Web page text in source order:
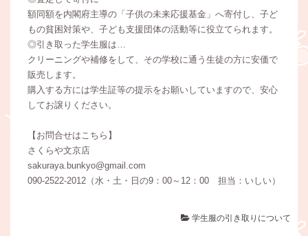
額同額を内閣府主導の「子供の未来応援基金」へ寄付し、子ど
もの貧困対策や、子ども支援団体の活動等に役立てられます。
◎引き取った学生服は…
クリーニングや補修をして、その学校に通う生徒の方に安価で
販売します。
購入する方には学生証等の提示をお願いしていますので、安心
してお譲りください。
【お問合せはこちら】
さくらや文京店
sakuraya.bunkyo@gmail.com
090-2522‐2012（水・土・日の9：00～12：00 担当：いしい）
学生服の引き取りについて